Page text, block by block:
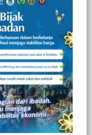
Luka Parah
318